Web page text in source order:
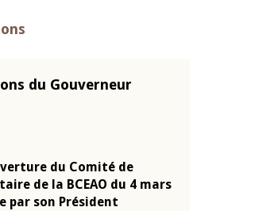
du Gouverneur
du Comité de
de la BCEAO du 4 mars
par son Président